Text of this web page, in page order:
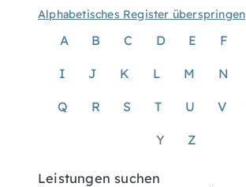
Alphabetisches Register überspringen
A B C D E F
I J K L M N
Q R S T U V
Y Z
Leistungen suchen